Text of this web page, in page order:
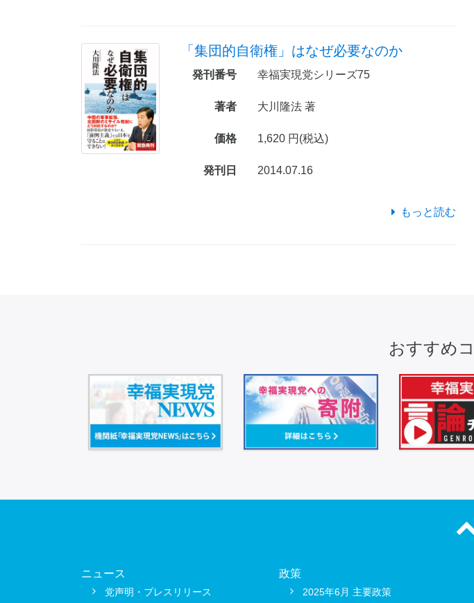
「集団的自衛権」はなぜ必要なのか
発刊番号 幸福実現党シリーズ75
著者 大川隆法 著
価格 1,620 円(税込)
発刊日 2014.07.16
もっと読む
おすすめ
ニュース
党声明・プレスリリース
政策
2025年6月 主要政策